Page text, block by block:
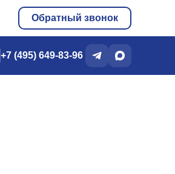
Обратный звонок
+7 (495) 649-83-96